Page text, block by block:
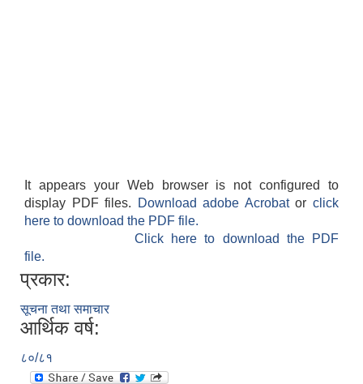
It appears your Web browser is not configured to
display PDF files.
Download adobe Acrobatorclick
here to download the PDF file.
Click here to download the PDF
file.
प्रकार:
सूचना तथा समाचार
आर्थिक वर्ष:
८०/८१